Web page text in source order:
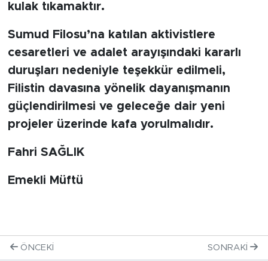
kulak tıkamaktır.
Sumud Filosu’na katılan aktivistlere
cesaretleri ve adalet arayışındaki kararlı
duruşları nedeniyle teşekkür edilmeli,
Filistin davasına yönelik dayanışmanın
güçlendirilmesi ve geleceğe dair yeni
projeler üzerinde kafa yorulmalıdır.
Fahri SAĞLIK
Emekli Müftü
ÖNCEKI SONRAKI